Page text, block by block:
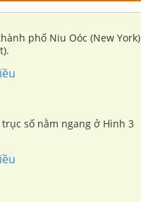
phố Niu Oóc (New York)
số nằm ngang ở Hình 3